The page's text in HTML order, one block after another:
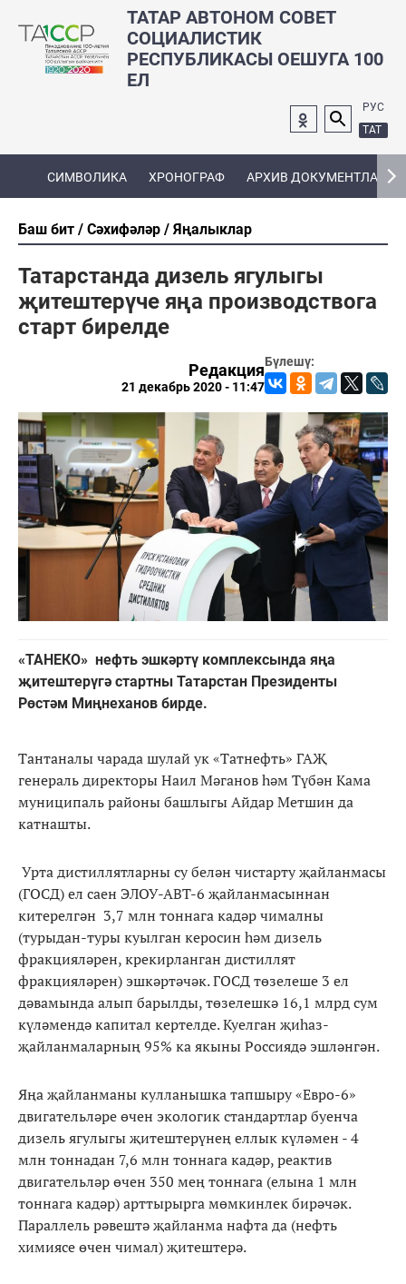
ТАТАР АВТОНОМ СОВЕТ
СОЦИАЛИСТИК
РЕСПУБЛИКАСЫ ОЕШУГА 100
ЕЛ
РУС
ТАТ
СИМВОЛИКА ХРОНОГРАФ АРХИВ ДОКУМЕНТЛАРЫ
Баш бит Сәхифәләр Яңалыклар
Татарстанда дизель ягулыгы
җитештерүче яңа производствога
старт бирелде
Бүлешү:
Редакция
21 декабрь 2020 - 11:47
«ТАНЕКО» нефть эшкәртү комплексында яңа
җитештерүгә стартны Татарстан Президенты
Рөстәм Миңнеханов бирде.
Тантаналы чарада шулай ук «Татнефть» ГАҖ
генераль директоры Наил Мәганов һәм Түбән Кама
муниципаль районы башлыгы Айдар Метшин да
катнашты.
Урта дистиллятларны су белән чистарту җайланмасы
(ГОСД) ел саен ЭЛОУ-АВТ-6 җайланмасыннан
китерелгән 3,7 млн тоннага кадәр чималны
(турыдан-туры куылган керосин һәм дизель
фракцияләрен, крекирланган дистиллят
фракцияләрен) эшкәртәчәк. ГОСД төзелеше 3 ел
дәвамында алып барылды, төзелешкә 16,1 млрд сум
күләмендә капитал кертелде. Куелган җиһаз-
җайланмаларның 95% ка якыны Россиядә эшләнгән.
Яңа җайланманы кулланышка тапшыру «Евро-6»
двигательләре өчен экологик стандартлар буенча
дизель ягулыгы җитештерүнең еллык күләмен - 4
млн тоннадан 7,6 млн тоннага кадәр, реактив
двигательләр өчен 350 мең тоннага (елына 1 млн
тоннага кадәр) арттырырга мөмкинлек бирәчәк.
Параллель рәвештә җайланма нафта да (нефть
химиясе өчен чимал) җитештерә.